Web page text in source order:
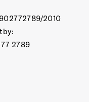
2010
2789